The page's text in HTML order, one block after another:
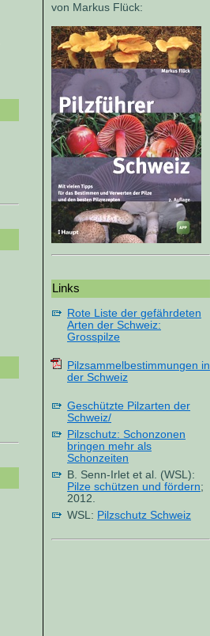
von Markus Flück:
Links
Rote Liste der gefährdeten
Arten der Schweiz:
Grosspilze
Pilzsammelbestimmungen in
der Schweiz
Geschützte Pilzarten der
Schweiz/
Pilzschutz: Schonzonen
bringen mehr als
Schonzeiten
B. Senn-Irlet et al. (WSL):
Pilze schützen und fördern;
2012.
WSL: Pilzschutz Schweiz